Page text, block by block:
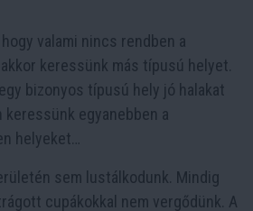
valami nincs rendben a
keressünk más típusú helyet.
bizonyos típusú hely jó halakat
egyanebben a
helyeket…
sem lustálkodunk. Mindig
cupákokkal nem vergődünk. A